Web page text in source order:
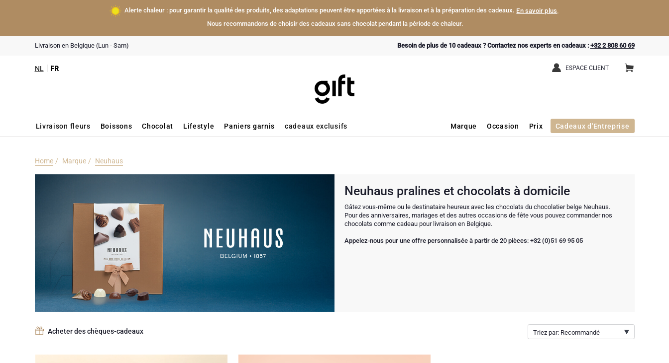
Alerte chaleur : pour garantir la qualité des produits, des adaptations peuvent être apportées à la livraison et à la préparation des cadeaux. En savoir plus.
Nous recommandons de choisir des cadeaux sans chocolat pendant la période de chaleur.
ESPACE CLIENT
Livraison en Belgique (Lun - Sam) Besoin de plus de 10 cadeaux ? Contactez nos experts en cadeaux : +32 2 808 60 69
NL FR
Livraison fleurs Boissons Chocolat Lifestyle Paniers garnis cadeaux exclusifs Marque Occasion Prix Cadeaux d'Entreprise
Home Marque Neuhaus
Neuhaus pralines et chocolats à domicile
Gâtez vous-même ou le destinataire heureux avec les chocolats du chocolatier belge Neuhaus.
Pour des anniversaires, mariages et des autres occasions de fête vous pouvez commander nos
chocolats comme cadeau pour livraison en Belgique.
Appelez-nous pour une offre personnalisée à partir de 20 pièces: +32 (0)51 69 95 05
Acheter des chèques-cadeaux Triez par: Recommandé